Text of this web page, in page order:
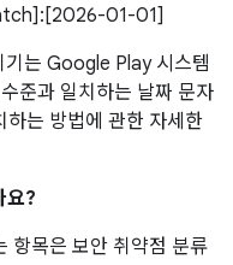
01-01]
는 Google Play 시스템
준과 일치하는 날짜 문자
하는 방법에 관한 자세한
요?
항목은 보안 취약점 분류